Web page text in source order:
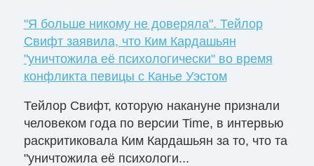
"Я больше никому не доверяла". Тейлор
Свифт заявила, что Ким Кардашьян
"уничтожила её психологически" во время
конфликта певицы с Канье Уэстом
Тейлор Свифт, которую накануне признали
человеком года по версии Time, в интервью
раскритиковала Ким Кардашьян за то, что та
"уничтожила её психологи...